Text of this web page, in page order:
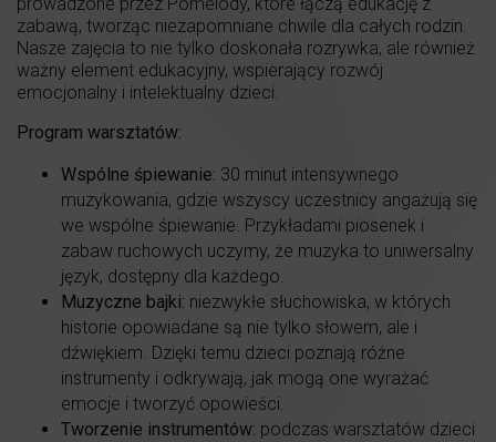
zabawą, tworząc niezapomniane chwile dla całych rodzin.
Nasze zajęcia to nie tylko doskonała rozrywka, ale również
ważny element edukacyjny, wspierający rozwój
emocjonalny i intelektualny dzieci.
Program warsztatów:
Wspólne śpiewanie: 30 minut intensywnego
muzykowania, gdzie wszyscy uczestnicy angażują się
we wspólne śpiewanie. Przykładami piosenek i
zabaw ruchowych uczymy, że muzyka to uniwersalny
język, dostępny dla każdego.
Muzyczne bajki: niezwykłe słuchowiska, w których
historie opowiadane są nie tylko słowem, ale i
dźwiękiem. Dzięki temu dzieci poznają różne
instrumenty i odkrywają, jak mogą one wyrażać
emocje i tworzyć opowieści.
Tworzenie instrumentów: podczas warsztatów dzieci